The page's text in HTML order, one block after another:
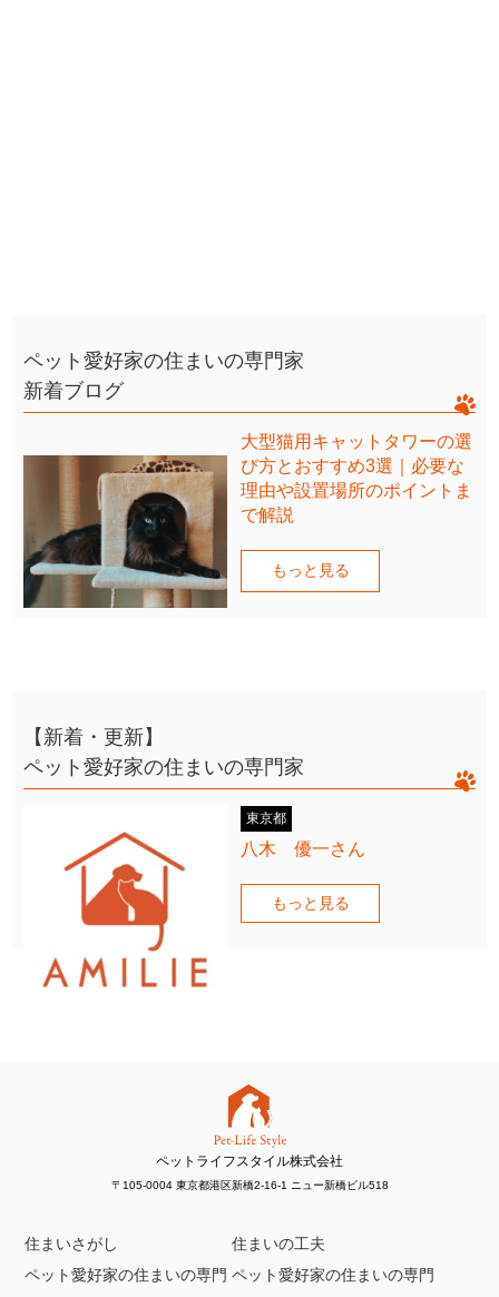
ペット愛好家の住まいの専門家
新着ブログ
大型猫用キャットタワーの選
び方とおすすめ3選｜必要な
理由や設置場所のポイントま
で解説
もっと見る
【新着・更新】
ペット愛好家の住まいの専門家
東京都
八木 優一さん
もっと見る
ペットライフスタイル株式会社
〒105-0004 東京都港区新橋2-16-1 ニュー新橋ビル518
住まいさがし
住まいの工夫
ペット愛好家の住まいの専門 ペット愛好家の住まいの専門